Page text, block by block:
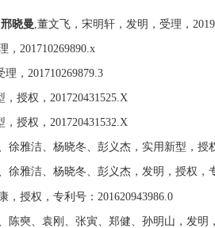
邢晓曼 董文飞，宋明轩，发明，受理，
， 201710269890.x
理， 201710269879.3
，授权， 201720431525.X
，授权， 201720431532.X
徐雅洁、杨晓冬、彭义杰，实用新型，授
徐雅洁、杨晓冬、彭义杰，发明，授权，
，授权，专利号： 201620943986.0
、陈奭、袁刚、张寅、郑健、孙明山，发明